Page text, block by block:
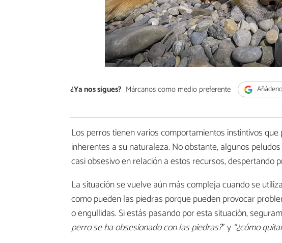
¿Ya nos sigues? Márcanos como medio preferente
Los perros tienen varios comportamientos instintivos
inherentes a su naturaleza. No obstante, algunos
casi obsesivo en relación a estos recursos, despertando
La situación se vuelve aún más compleja cuando se
como pueden las piedras porque pueden provocar
o engullidas. Si estás pasando por esta situación,
perro se ha obsesionado con las piedras?” y “¿cómo